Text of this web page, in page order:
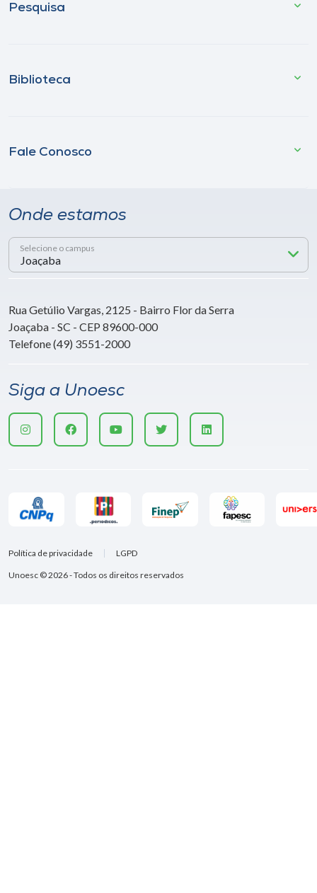
Pesquisa
Biblioteca
Fale Conosco
Onde estamos
Selecione o campus
Rua Getúlio Vargas, 2125 - Bairro Flor da Serra
Joaçaba - SC - CEP 89600-000
Telefone (49) 3551-2000
Siga a Unoesc
Unoesc © 2026 - Todos os direitos reservados
Política de privacidade LGPD